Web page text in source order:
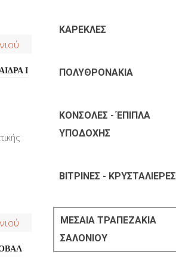
Ι
ΚΑΡΕΚΛΕΣ
ΠΟΛΥΘΡΟΝΑΚΙΑ
ΚΟΝΣΟΛΕΣ - ΈΠΙΠΛΑ
ΥΠΟΔΟΧΗΣ
ΒΙΤΡΙΝΕΣ - ΚΡΥΣΤΑΛΙΕΡΕΣ
ΜΕΣΑΙΑ ΤΡΑΠΕΖΑΚΙΑ
ΣΑΛΟΝΙΟΥ